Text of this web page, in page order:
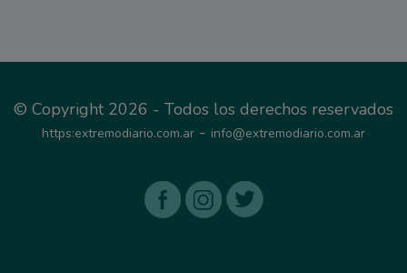
© Copyright 2026 - Todos los derechos reservados
https:extremodiario.com.ar - info@extremodiario.com.ar